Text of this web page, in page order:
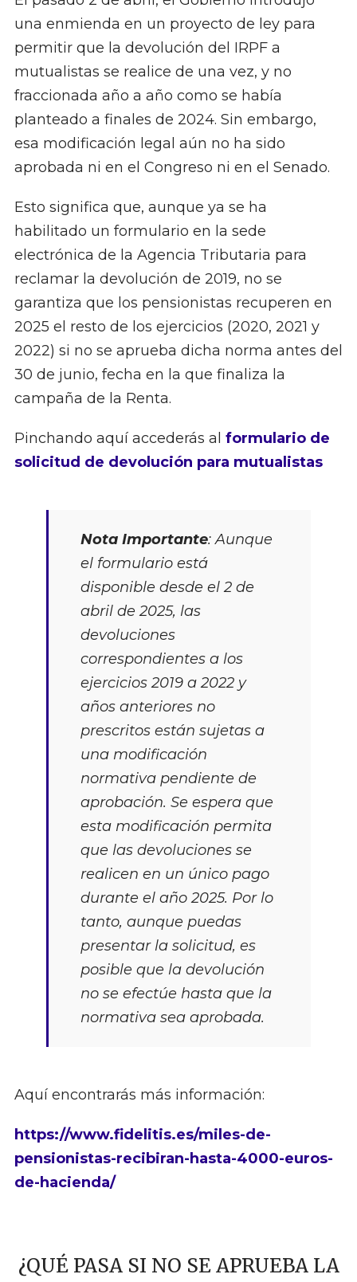
una enmienda en un proyecto de ley para
permitir que la devolución del IRPF a
mutualistas se realice de una vez, y no
fraccionada año a año como se había
planteado a finales de 2024. Sin embargo,
esa modificación legal aún no ha sido
aprobada ni en el Congreso ni en el Senado.
Esto significa que, aunque ya se ha
habilitado un formulario en la sede
electrónica de la Agencia Tributaria para
reclamar la devolución de 2019, no se
garantiza que los pensionistas recuperen en
2025 el resto de los ejercicios (2020, 2021 y
2022) si no se aprueba dicha norma antes del
30 de junio, fecha en la que finaliza la
campaña de la Renta.
Pinchando aquí accederás al formulario de
solicitud de devolución para mutualistas
Nota Importante: Aunque
el formulario está
disponible desde el 2 de
abril de 2025, las
devoluciones
correspondientes a los
ejercicios 2019 a 2022 y
años anteriores no
prescritos están sujetas a
una modificación
normativa pendiente de
aprobación. Se espera que
esta modificación permita
que las devoluciones se
realicen en un único pago
durante el año 2025. Por lo
tanto, aunque puedas
presentar la solicitud, es
posible que la devolución
no se efectúe hasta que la
normativa sea aprobada.
Aquí encontrarás más información:
https://www.fidelitis.es/miles-de-
pensionistas-recibiran-hasta-4000-euros-
de-hacienda/
¿QUÉ PASA SI NO SE APRUEBA LA